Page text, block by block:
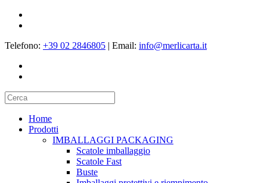
Telefono: +39 02 2846805 | Email: info@merlicarta.it
Home
Prodotti
IMBALLAGGI PACKAGING
Scatole imballaggio
Scatole Fast
Buste